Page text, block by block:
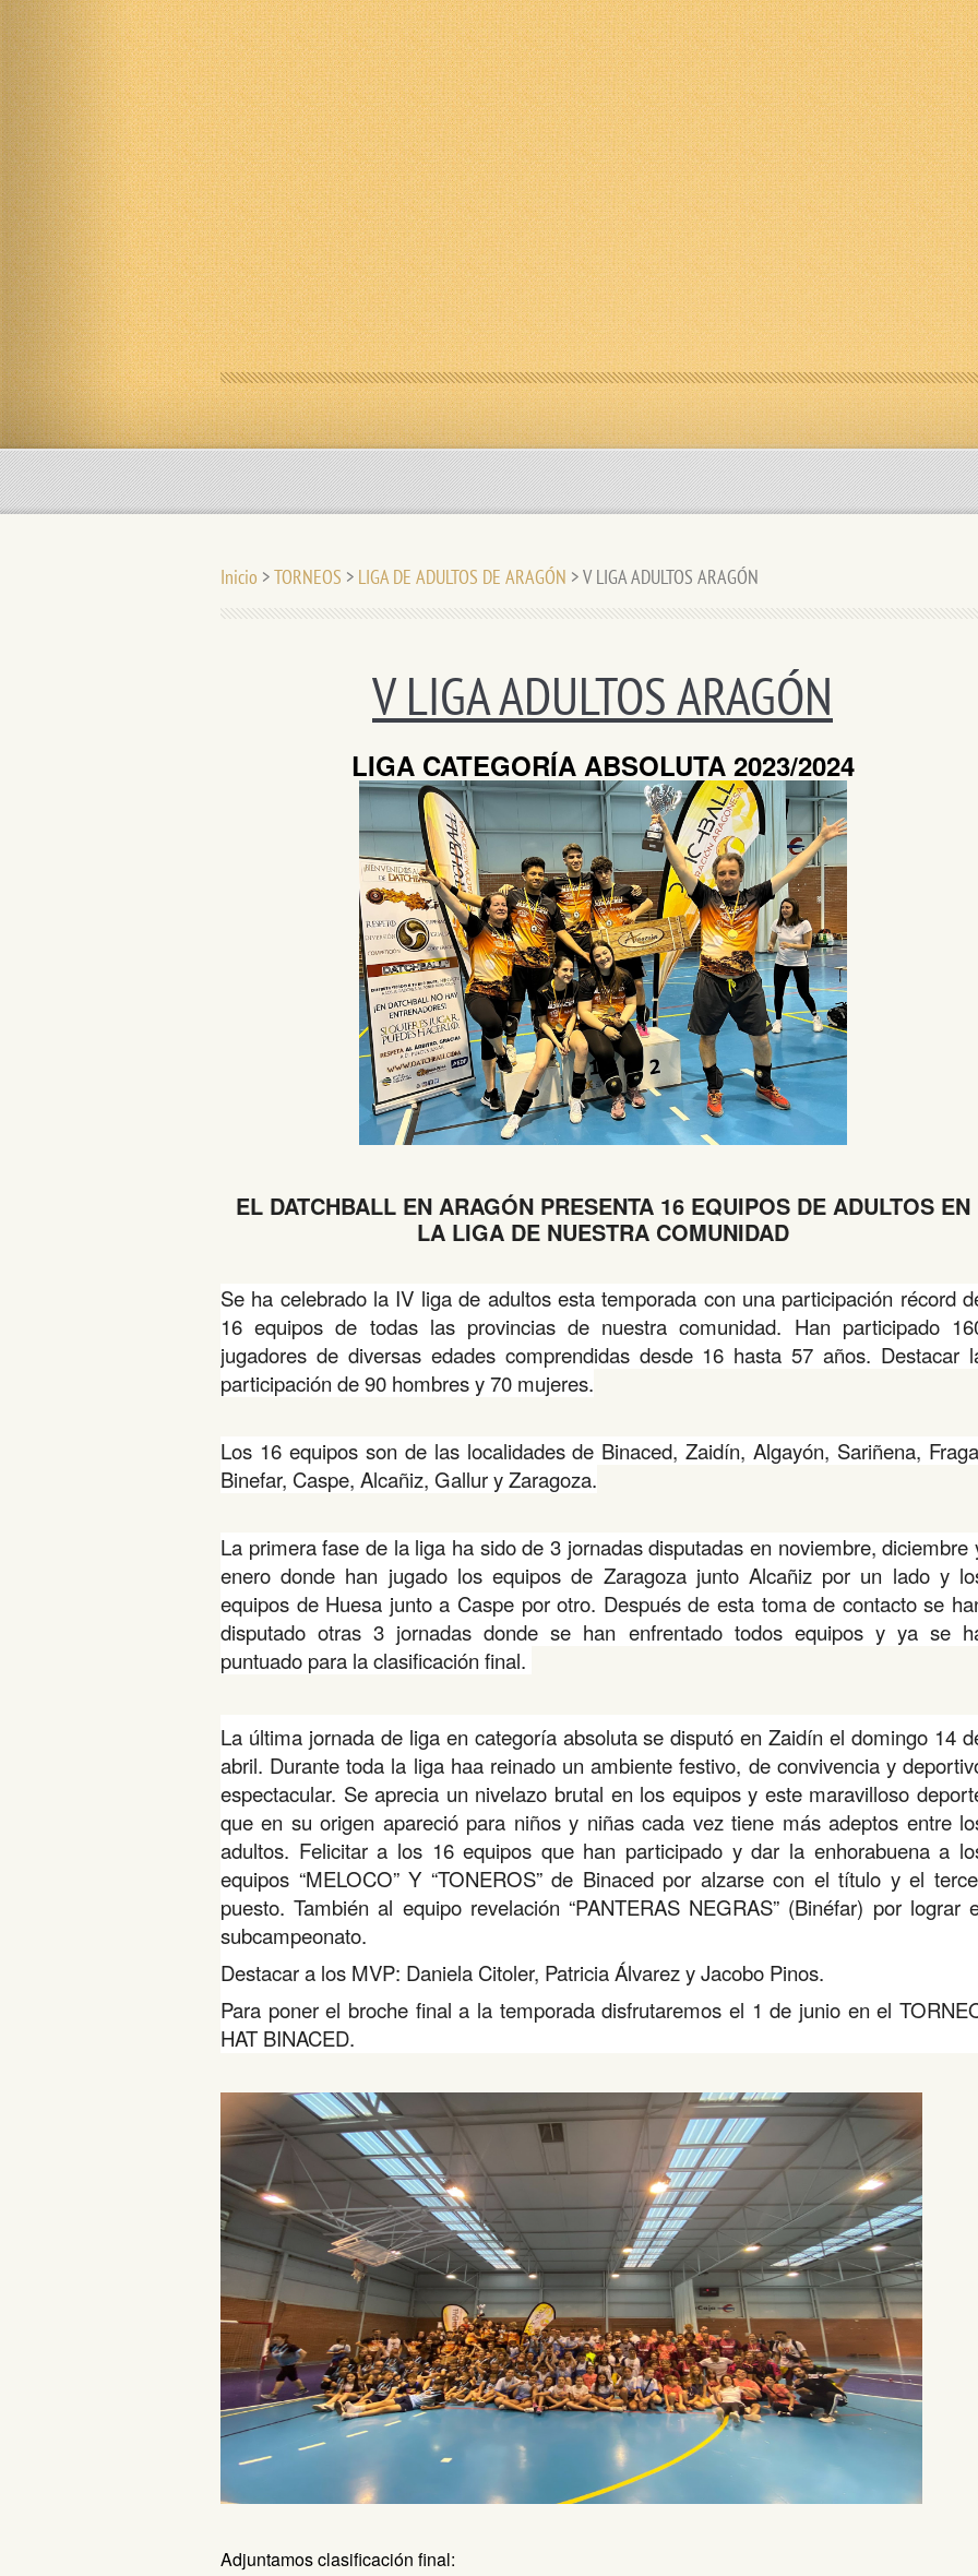
Inicio >TORNEOS > LIGA DE ADULTOS DE ARAGÓN >V LIGA ADULTOS ARAGÓN
V LIGA ADULTOS ARAGÓN
LIGA CATEGORÍA ABSOLUTA 2023/2024
EL DATCHBALL EN ARAGÓN PRESENTA 16 EQUIPOS DE ADULTOS EN
LA LIGA DE NUESTRA COMUNIDAD
Se ha celebrado la IV liga de adultos esta temporada con una participación récord
16 equipos de todas las provincias de nuestra comunidad. Han participado
jugadores de diversas edades comprendidas desde 16 hasta 57 años. Destacar
participación de 90 hombres y 70 mujeres.
Los 16 equipos son de las localidades de Binaced, Zaidín, Algayón, Sariñena,
Binefar, Caspe, Alcañiz, Gallur y Zaragoza.
La primera fase de la liga ha sido de 3 jornadas disputadas en noviembre, diciembre
enero donde han jugado los equipos de Zaragoza junto Alcañiz por un lado y
equipos de Huesa junto a Caspe por otro. Después de esta toma de contacto se
disputado otras 3 jornadas donde se han enfrentado todos equipos y ya se
puntuado para la clasificación final.
La última jornada de liga en categoría absoluta se disputó en Zaidín el domingo 14
abril. Durante toda la liga haa reinado un ambiente festivo, de convivencia y
espectacular. Se aprecia un nivelazo brutal en los equipos y este maravilloso
que en su origen apareció para niños y niñas cada vez tiene más adeptos entre
adultos. Felicitar a los 16 equipos que han participado y dar la enhorabuena a
equipos “MELOCO” Y “TONEROS” de Binaced por alzarse con el título y el
puesto. También al equipo revelación “PANTERAS NEGRAS” (Binéfar) por lograr
subcampeonato.
Destacar a los MVP: Daniela Citoler, Patricia Álvarez y Jacobo Pinos.
Para poner el broche final a la temporada disfrutaremos el 1 de junio en el
HAT BINACED.
Adjuntamos clasificación final: